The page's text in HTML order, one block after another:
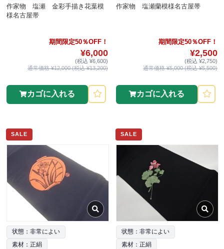
作家物 塩瀬 金彩手描き花葉模
様名古屋帯
期間限定50％OFF！
¥6,000
(税込 ¥6,600)
通常価格 ¥12,000 (税込 ¥13,200)
カゴに入れる
作家物 塩瀬蘭模様名古屋帯
期間限定50％OFF！
¥2,500
(税込 ¥2,750)
通常価格 ¥5,000 (税込 ¥5,500)
カゴに入れる
SALE
状態：非常によい
素材：正絹
SALE
状態：非常によい
素材：正絹